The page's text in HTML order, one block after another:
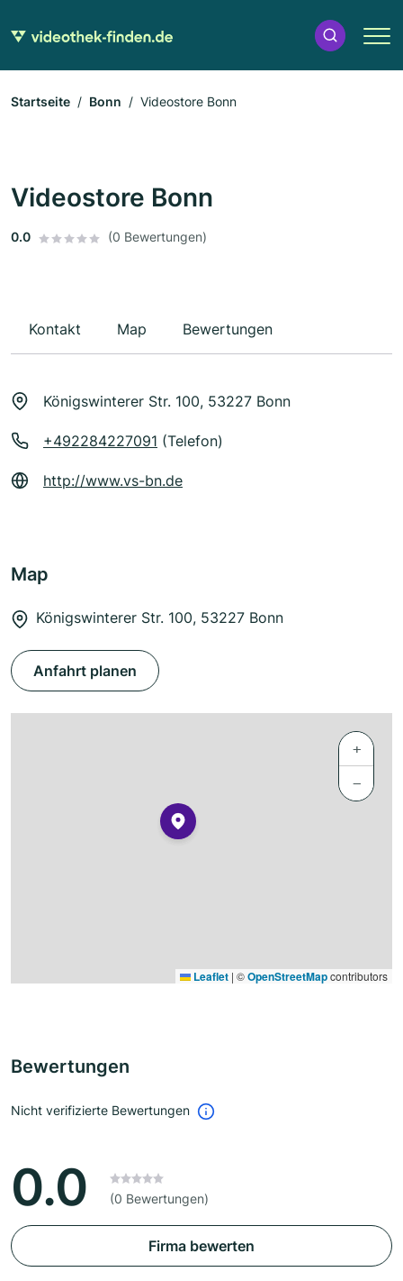
Startseite Bonn Videostore Bonn
Videostore Bonn
0.0 (0 Bewertungen)
Kontakt Map Bewertungen
Königswinterer Str. 100, 53227 Bonn
+492284227091 (Telefon)
http://www.vs-bn.de
Map
Königswinterer Str. 100, 53227 Bonn
Anfahrt planen
+
−
Leaflet | ©OpenStreetMapcontributors
Bewertungen
Nicht verifizierte Bewertungen
0.0 (0 Bewertungen)
Firma bewerten